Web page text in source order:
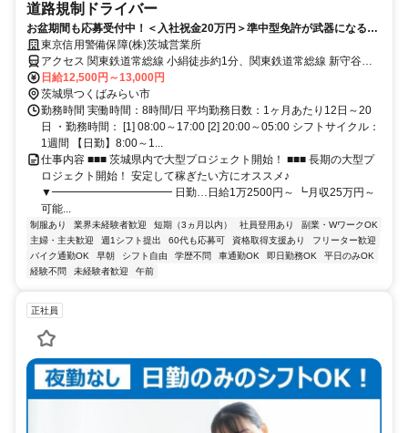
道路規制ドライバー
お盆期間も応募受付中！＜入社祝金20万円＞準中型免許が武器になる！
日給12,500円～｜週3日OK
東京信用警備保障(株)茨城営業所
アクセス 関東鉄道常総線 小絹徒歩約1分、関東鉄道常総線 新守谷徒
歩約23分、関東鉄道常総線 守谷中央西口徒歩約46分 小絹駅周辺｜直
行直帰OK｜車・バイク通勤可
日給12,500円～13,000円
茨城県つくばみらい市
勤務時間 実働時間：8時間/日 平均勤務日数：1ヶ月あたり12日～20
日 ・勤務時間： [1] 08:00～17:00 [2] 20:00～05:00 シフトサイクル：
1週間 【日勤】8:00～1...
仕事内容 ■■■ 茨城県内で大型プロジェクト開始！ ■■■ 長期の大型プ
ロジェクト開始！ 安定して稼ぎたい方にオススメ♪
▼━━━━━━━━━━━ 日勤…日給1万2500円～ ┗月収25万円～
可能...
制服あり 業界未経験者歓迎 短期（3ヵ月以内） 社員登用あり
副業・WワークOK
主婦・主夫歓迎
週1シフト提出 60代も応募可 資格取得支援あり
フリーター歓迎
バイク通勤OK
早朝 シフト自由 学歴不問 車通勤OK 即日勤務OK
平日のみOK
経験不問
未経験者歓迎 午前
正社員